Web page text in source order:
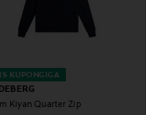
KUPONGIGA
Kiyan Quarter Zip